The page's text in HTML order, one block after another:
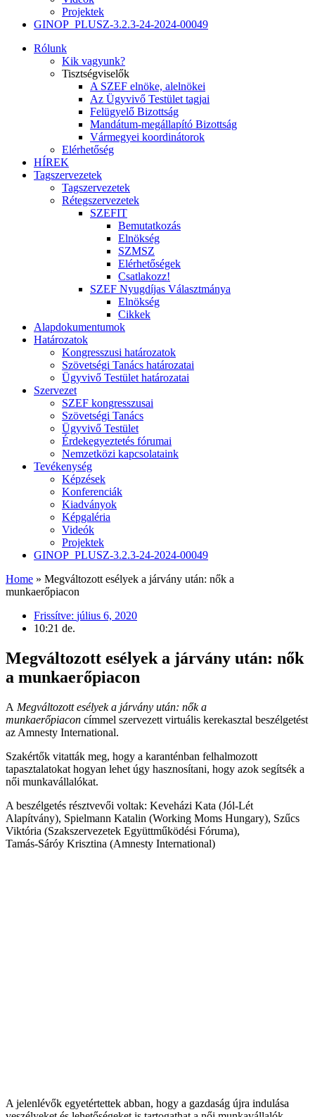
Projektek
GINOP_PLUSZ-3.2.3-24-2024-00049
Rólunk
Kik vagyunk?
Tisztségviselők
A SZEF elnöke, alelnökei
Az Ügyvivő Testület tagjai
Felügyelő Bizottság
Mandátum-megállapító Bizottság
Vármegyei koordinátorok
Elérhetőség
HÍREK
Tagszervezetek
Tagszervezetek
Rétegszervezetek
SZEFIT
Bemutatkozás
Elnökség
SZMSZ
Elérhetőségek
Csatlakozz!
SZEF Nyugdíjas Választmánya
Elnökség
Cikkek
Alapdokumentumok
Határozatok
Kongresszusi határozatok
Szövetségi Tanács határozatai
Ügyvivő Testület határozatai
Szervezet
SZEF kongresszusai
Szövetségi Tanács
Ügyvivő Testület
Érdekegyeztetés fórumai
Nemzetközi kapcsolataink
Tevékenység
Képzések
Konferenciák
Kiadványok
Képgaléria
Videók
Projektek
GINOP_PLUSZ-3.2.3-24-2024-00049
Home » Megváltozott esélyek a járvány után: nők a
munkaerőpiacon
Frissítve: július 6, 2020
10:21 de.
Megváltozott esélyek a járvány után: nők
a munkaerőpiacon
A Megváltozott esélyek a járvány után: nők a
munkaerőpiacon címmel szervezett virtuális kerekasztal beszélgetést
az Amnesty International.
Szakértők vitatták meg, hogy a karanténban felhalmozott
tapasztalatokat hogyan lehet úgy hasznosítani, hogy azok segítsék a
női munkavállalókat.
A beszélgetés résztvevői voltak: Keveházi Kata (Jól-Lét
Alapítvány), Spielmann Katalin (Working Moms Hungary), Szűcs
Viktória (Szakszervezetek Együttműködési Fóruma),
Tamás-Sáróy Krisztina (Amnesty International)
A jelenlévők egyetértettek abban, hogy a gazdaság újra indulása